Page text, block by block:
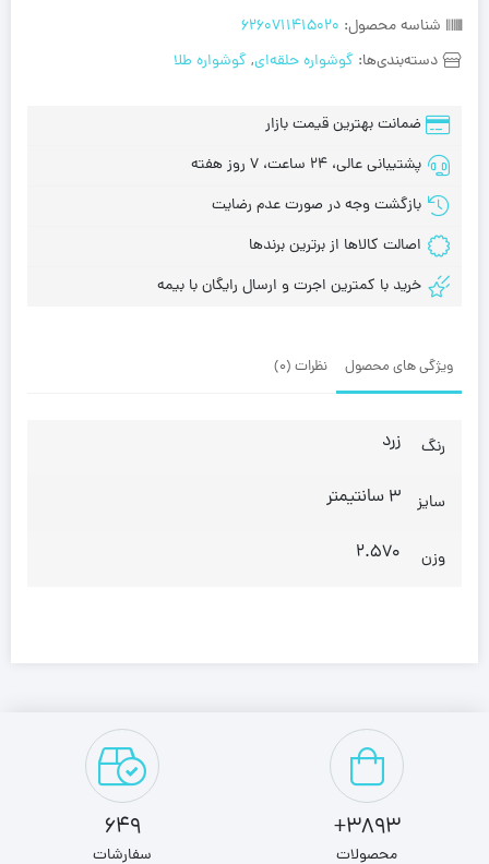
شناسه محصول: 6260711415020
دسته‌بندی‌ها: گوشواره حلقه‌ای, گوشواره طلا
ضمانت بهترین قیمت بازار
پشتیبانی عالی، 24 ساعت، 7 روز هفته
بازگشت وجه در صورت عدم رضایت
اصالت کالاها از برترین برندها
خرید با کمترین اجرت و ارسال رایگان با بیمه
ویژگی های محصول نظرات (0)
رنگ زرد
سایز 3 سانتیمتر
وزن 2.570
3893+
محصولات
649
سفارشات